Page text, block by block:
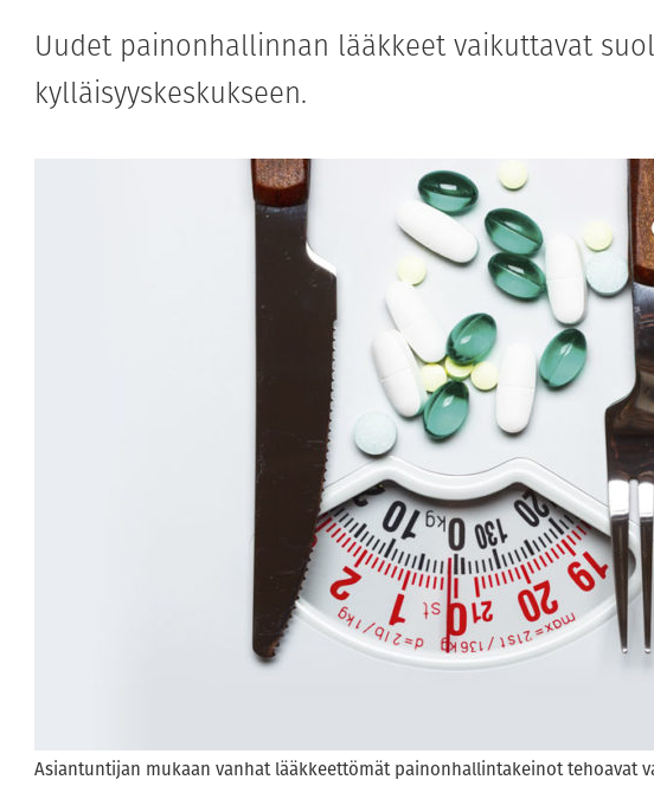
Uudet painonhallinnan lääkkeet vaikuttavat
kylläisyyskeskukseen.
Asiantuntijan mukaan vanhat lääkkeettömät painonhallintakeinot tehoavat